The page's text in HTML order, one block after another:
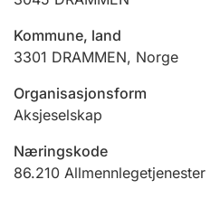
Andre tema
Kommune, land
3301 DRAMMEN, Norge
Organisasjonsform
Aksjeselskap
Næringskode
86.210 Allmennlegetjenester